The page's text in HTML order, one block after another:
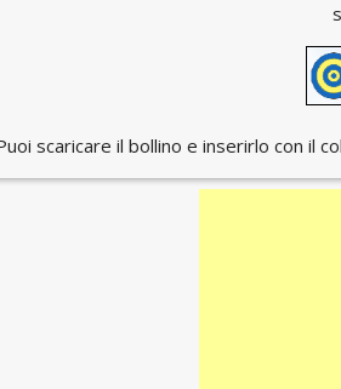
scaricare il bollino e inserirlo con il